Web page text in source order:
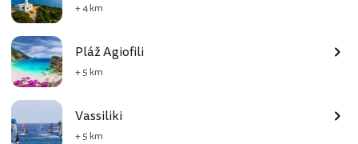
+ 4 km
Pláž Agiofili
+ 5 km
Vassiliki
+ 5 km